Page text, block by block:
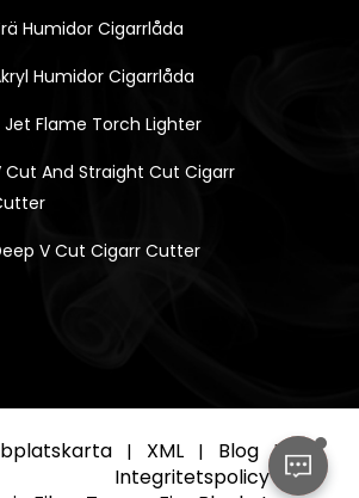
Humidor Cigarrlåda
Humidor Cigarrlåda
Jet Flame Torch Lighter
Cut And Straight Cut Cigarr
V Cut Cigarr Cutter
| XML | Blog |
Integritetspolicy